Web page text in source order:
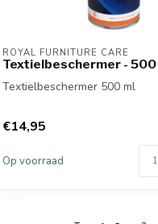
ROYAL FURNITURE CARE
Textielbeschermer - 500
Textielbeschermer 500 ml
€14,95
Op voorraad